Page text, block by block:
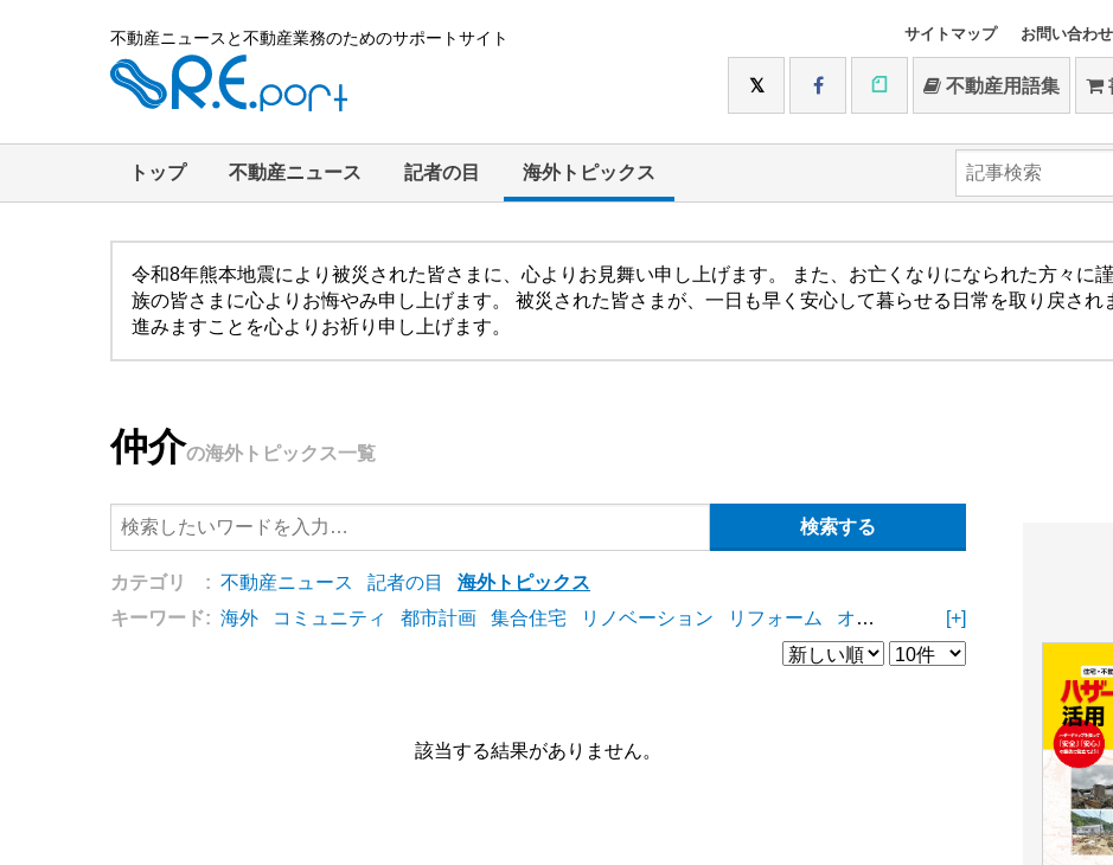
不動産ニュースと不動産業務のためのサポートサイト サイトマップ お問い合わせ
不動産用語集
トップ 不動産ニュース 記者の目 海外トピックス
令和8年熊本地震により被災された皆さまに、心よりお見舞い申し上げます。 また、お亡くなりになられた方々に
族の皆さまに心よりお悔やみ申し上げます。 被災された皆さまが、一日も早く安心して暮らせる日常を取り戻さ
進みますことを心よりお祈り申し上げます。
仲介の海外トピックス一覧
カテゴリ : 不動産ニュース 記者の目
海外トピックス
キーワード: 海外 コミュニティ 都市計画 集合住宅 リノベーション リフォーム オープンスペース [+]
該当する結果がありません。